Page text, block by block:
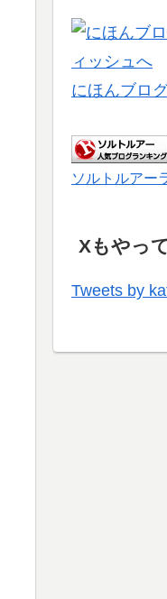
にほんブロ
ソルトルアー
Xもやっ
Tweets by